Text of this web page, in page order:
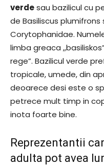
verdesau bazilicul cu
de Basiliscus
Corytophanidae.
limba greaca
rege”. Bazilicul verde
tropicale, umede, din
deoarece desi este o
petrece mult timp in
inota foarte bine.
Reprezentantii
adulta pot avea